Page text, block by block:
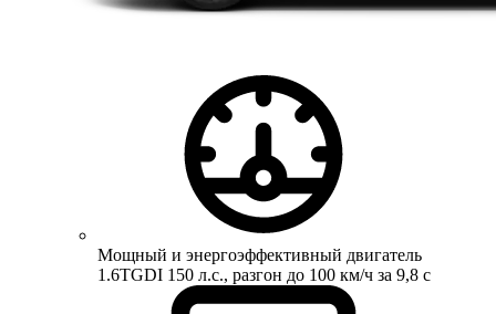
Мощный и энергоэффективный двигатель
1.6TGDI 150 л.с., разгон до 100 км/ч за 9,8 с